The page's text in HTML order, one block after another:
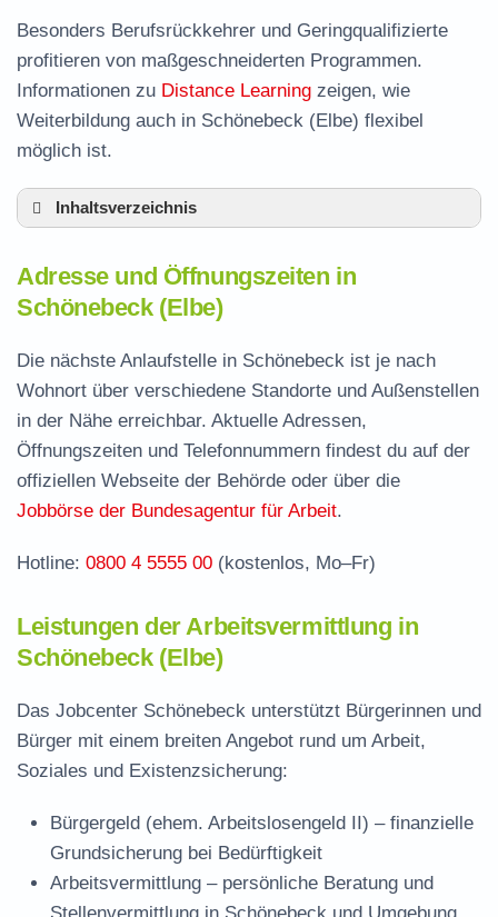
Besonders Berufsrückkehrer und Geringqualifizierte
profitieren von maßgeschneiderten Programmen.
Informationen zu Distance Learning zeigen, wie
Weiterbildung auch in Schönebeck (Elbe) flexibel
möglich ist.
Inhaltsverzeichnis
Leistungen der Arbeitsvermittlung in
Schönebeck
Termin vereinbaren und Bürgergeld beantragen
Jobcenter Salzlandkreis – zuständige Stelle
Häufige Fragen rund ums Jobcenter
Adresse und Öffnungszeiten in
Schönebeck (Elbe)
Die nächste Anlaufstelle in Schönebeck ist je nach
Wohnort über verschiedene Standorte und Außenstellen
in der Nähe erreichbar. Aktuelle Adressen,
Öffnungszeiten und Telefonnummern findest du auf der
offiziellen Webseite der Behörde oder über die
Jobbörse der Bundesagentur für Arbeit.
Hotline: 0800 4 5555 00 (kostenlos, Mo–Fr)
Leistungen der Arbeitsvermittlung in
Schönebeck (Elbe)
Das Jobcenter Schönebeck unterstützt Bürgerinnen und
Bürger mit einem breiten Angebot rund um Arbeit,
Soziales und Existenzsicherung:
Bürgergeld (ehem. Arbeitslosengeld II) – finanzielle
Grundsicherung bei Bedürftigkeit
Arbeitsvermittlung – persönliche Beratung und